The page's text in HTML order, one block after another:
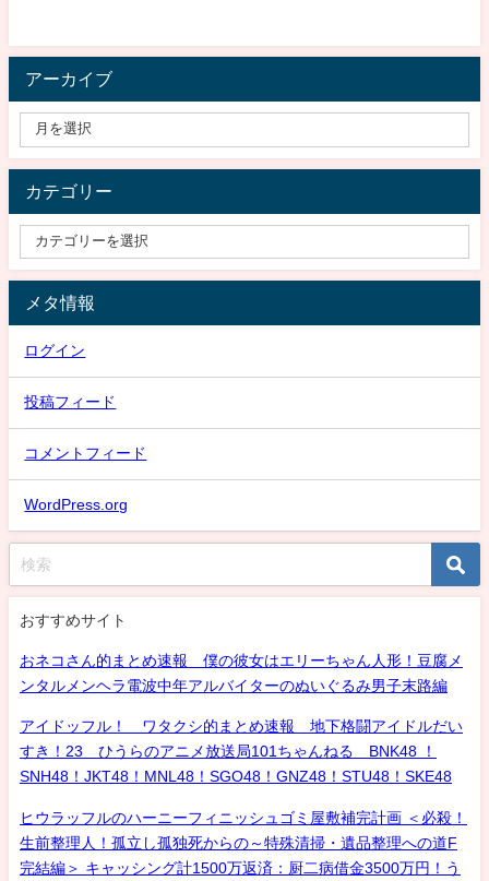
アーカイブ
カテゴリー
メタ情報
ログイン
投稿フィード
コメントフィード
WordPress.org
おすすめサイト
おネコさん的まとめ速報 僕の彼女はエリーちゃん人形！豆腐メ
ンタルメンヘラ電波中年アルバイターのぬいぐるみ男子末路編
アイドッフル！ ワタクシ的まとめ速報 地下格闘アイドルだい
すき！23 ひうらのアニメ放送局101ちゃんねる BNK48 ！
SNH48！JKT48！MNL48！SGO48！GNZ48！STU48！SKE48
ヒウラッフルのハーニーフィニッシュゴミ屋敷補完計画 ＜必殺！
生前整理人！孤立し孤独死からの～特殊清掃・遺品整理への道F
完結編＞ キャッシング計1500万返済：厨二病借金3500万円！う